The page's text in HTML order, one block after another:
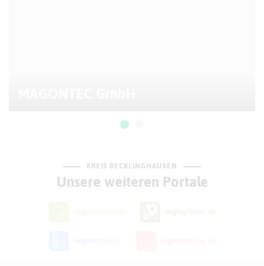
KREIS RECKLINGHAUSEN
Unsere weiteren Portale